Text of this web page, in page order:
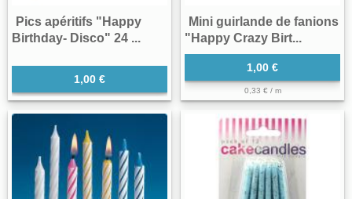
Pics apéritifs "Happy
Birthday- Disco" 24 ...
1,00 €
Mini guirlande de fanions
"Happy Crazy Birt...
1,00 €
0,33 € / m